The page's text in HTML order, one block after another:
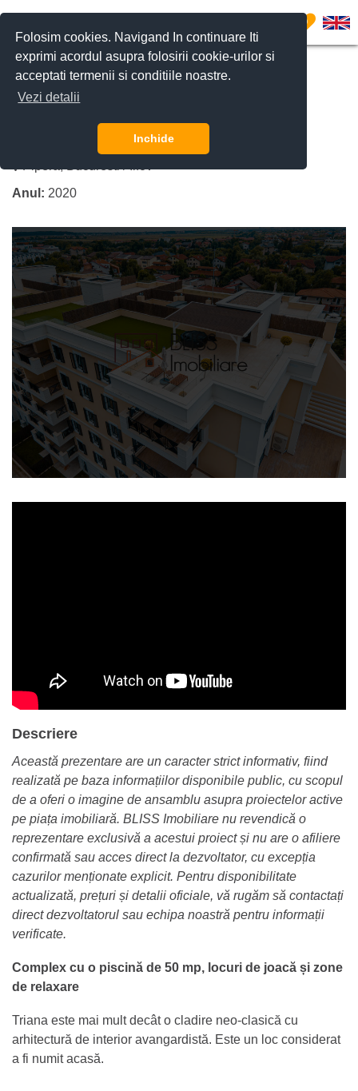
Folosim cookies. Navigand In continuare Iti
exprimi acordul asupra folosirii cookie-urilor si
acceptati termenii si conditiile noastre.
Vezi detalii
Inchide
0
American School si British School
Anul: 2020
Descriere
Această prezentare are un caracter strict informativ, fiind
realizată pe baza informațiilor disponibile public, cu scopul
de a oferi o imagine de ansamblu asupra proiectelor active
pe piața imobiliară. BLISS Imobiliare nu revendică o
reprezentare exclusivă a acestui proiect și nu are o afiliere
confirmată sau acces direct la dezvoltator, cu excepția
cazurilor menționate explicit. Pentru disponibilitate
actualizată, prețuri și detalii oficiale, vă rugăm să contactați
direct dezvoltatorul sau echipa noastră pentru informații
verificate.
Complex cu o piscină de 50 mp, locuri de joacă și zone
de relaxare
Triana este mai mult decât o cladire neo-clasică cu
arhitectură de interior avangardistă. Este un loc considerat
a fi numit acasă.
CERE DETALII SUNĂ-NE